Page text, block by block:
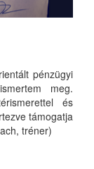
pénzügyi
meg.
és
támogatja
tréner)